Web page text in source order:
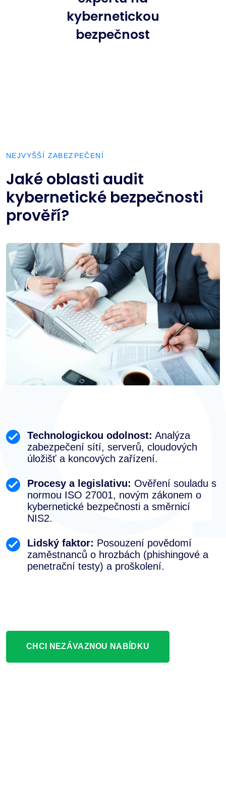
kybernetickou
bezpečnost
NEJVYŠŠÍ ZABEZPEČENÍ
Jaké oblasti audit
kybernetické bezpečnosti
prověří?
Technologickou odolnost: Analýza
zabezpečení sítí, serverů, cloudových
úložišť a koncových zařízení.
Procesy a legislativu: Ověření souladu s
normou ISO 27001, novým zákonem o
kybernetické bezpečnosti a směrnicí
NIS2.
Lidský faktor: Posouzení povědomí
zaměstnanců o hrozbách (phishingové a
penetrační testy) a proškolení.
CHCI NEZÁVAZNOU NABÍDKU